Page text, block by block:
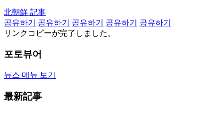
北朝鮮 記事
공유하기
공유하기 공유하기 공유하기
공유하기
リンクコピーが完了しました。
포토뷰어
뉴스 메뉴 보기
最新記事